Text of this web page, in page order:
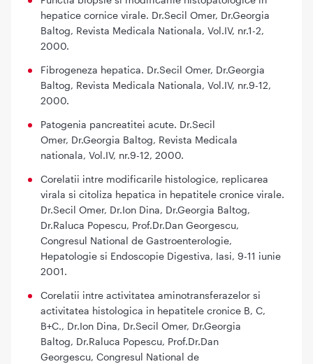
hepatice cornice virale. Dr.Secil Omer, Dr.Georgia
Baltog, Revista Medicala Nationala, Vol.IV, nr.1-2,
2000.
Fibrogeneza hepatica. Dr.Secil Omer, Dr.Georgia
Baltog, Revista Medicala Nationala, Vol.IV, nr.9-12,
2000.
Patogenia pancreatitei acute. Dr.Secil
Omer, Dr.Georgia Baltog, Revista Medicala
nationala, Vol.IV, nr.9-12, 2000.
Corelatii intre modificarile histologice, replicarea
virala si citoliza hepatica in hepatitele cronice virale.
Dr.Secil Omer, Dr.Ion Dina, Dr.Georgia Baltog,
Dr.Raluca Popescu, Prof.Dr.Dan Georgescu,
Congresul National de Gastroenterologie,
Hepatologie si Endoscopie Digestiva, Iasi, 9-11 iunie
2001.
Corelatii intre activitatea aminotransferazelor si
activitatea histologica in hepatitele cronice B, C,
B+C., Dr.Ion Dina, Dr.Secil Omer, Dr.Georgia
Baltog, Dr.Raluca Popescu, Prof.Dr.Dan
Georgescu, Congresul National de